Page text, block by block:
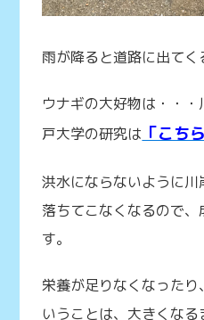
雨が降ると道路に出てく
ウナギの大好物は・・
戸大学の研究は 「こち
洪水にならないように
落ちてこなくなるので
す。
栄養が足りなくなった
いうことは、大きくな